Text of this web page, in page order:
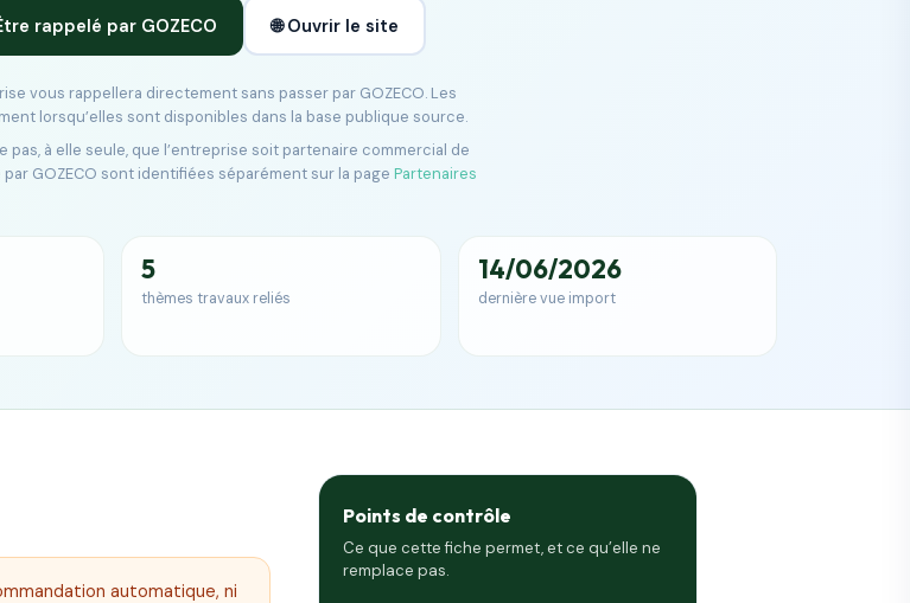
rappelé par GOZECO 🌐 Ouvrir le site
vous rappellera directement sans passer par GOZECO. Les
lorsqu’elles sont disponibles dans la base publique source.
pas, à elle seule, que l’entreprise soit partenaire commercial de
GOZECO sont identifiées séparément sur la page Partenaires
5
thèmes travaux reliés
14/06/2026
dernière vue import
automatique, ni
Points de contrôle
Ce que cette fiche permet, et ce qu’elle ne
remplace pas.